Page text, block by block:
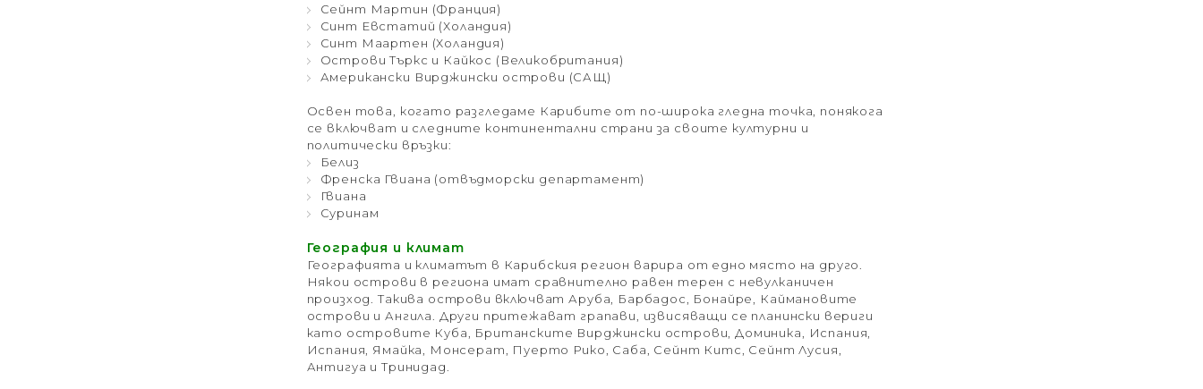
Сейнт Мартин (Франция)
Синт Евстатий (Холандия)
Синт Маартен (Холандия)
Острови Търкс и Кайкос (Великобритания)
Американски Вирджински острови (САЩ)
Освен това, когато разгледаме Карибите от по-широка гледна точка, понякога
се включват и следните континентални страни за своите културни и
политически връзки:
Белиз
Френска Гвиана (отвъдморски департамент)
Гвиана
Суринам
География и климат
Географията и климатът в Карибския регион варира от едно място на друго.
Някои острови в региона имат сравнително равен терен с невулканичен
произход. Такива острови включват Аруба, Барбадос, Бонайре, Каймановите
острови и Ангила. Други притежават грапави, извисяващи се планински вериги
като островите Куба, Британските Вирджински острови, Доминика, Испания,
Испания, Ямайка, Монсерат, Пуерто Рико, Саба, Сейнт Китс, Сейнт Лусия,
Антигуа и Тринидад.